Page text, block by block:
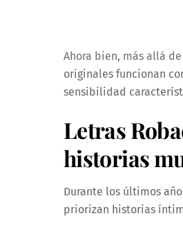
Ahora bien, más allá
originales funcionan
sensibilidad
Letras
historias
Durante los últimos
priorizan historias